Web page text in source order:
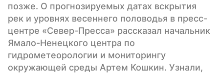
позже. О прогнозируемых датах вскрытия
рек и уровнях весеннего половодья в пресс-
центре «Север-Пресса» рассказал начальник
Ямало-Ненецкого центра по
гидрометеорологии и мониторингу
окружающей среды Артем Кошкин. Узнали,